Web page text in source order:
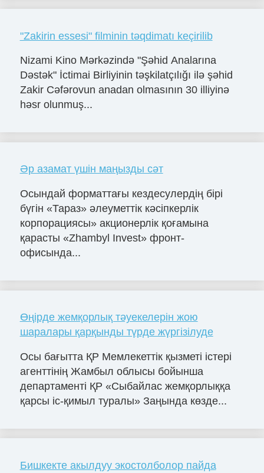
"Zakirin essesi" filminin təqdimatı keçirilib
Nizami Kino Mərkəzində "Şəhid Analarına
Dəstək" İctimai Birliyinin təşkilatçılığı ilə şəhid
Zakir Cəfərovun anadan olmasının 30 illiyinə
həsr olunmuş...
Әр азамат үшін маңызды сәт
Осындай форматтағы кездесулердің бірі
бүгін «Тараз» әлеуметтік кәсіпкерлік
корпорациясы» акционерлік қоғамына
қарасты «Zhambyl Invest» фронт-
офисында...
Өңірде жемқорлық тәуекелерін жою
шаралары қарқынды түрде жүргізілуде
Осы бағытта ҚР Мемлекеттік қызметі істері
агенттінің Жамбыл облысы бойынша
департаменті ҚР «Сыбайлас жемқорлыққа
қарсы іс-қимыл туралы» Заңында көзде...
Бишкекте акылдуу экостолболор пайда